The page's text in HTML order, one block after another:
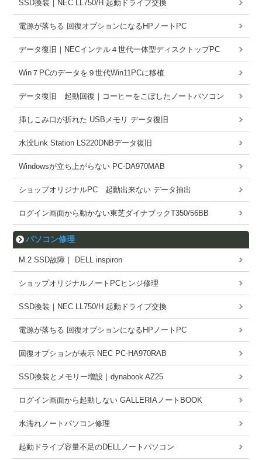
SSD換装｜NEC LL750/H 起動ドライブ交換
電源が落ちる 回復オプションになるHPノートPC
データ復旧｜NECインテル４世代一体型ディスクトップPC
Win７PCのデータを９世代Win11PCに移植
データ復旧 起動回復｜コーヒーをこぼしたノートパソコン
挿しこみ口が折れた USBメモリ データ復旧
水没Link Station LS220DNBデータ復旧
Windowsが立ち上がらない PC-DA970MAB
ショップオリジナルPC 起動出来ない データ抽出
ログイン画面から動かない東芝ダイナブックT350/56BB
パソコン修理
M.2 SSD故障｜ DELL inspiron
ショップオリジナルノートPCヒンジ修理
SSD換装｜NEC LL750/H 起動ドライブ交換
電源が落ちる 回復オプションになるHPノートPC
回復オプションが表示 NEC PC-HA970RAB
SSD換装とメモリー増設｜dynabook AZ25
ログイン画面から起動しない GALLERIAノートBOOK
水濡れノートパソコン修理
起動ドライブ容量不足のDELLノートパソコン